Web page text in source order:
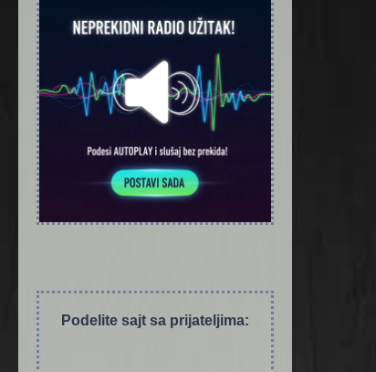
Podelite sajt sa prijateljima: